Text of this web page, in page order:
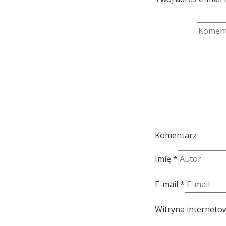
Komentarz
Imię*
E-mail *
Witryna